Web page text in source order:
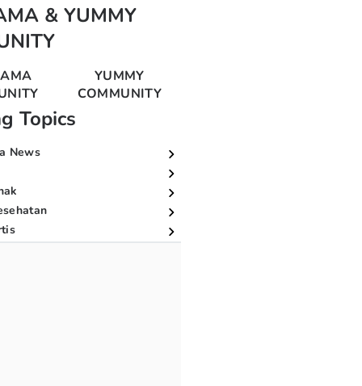
& YUMMY
YUMMY
COMMUNITY
Topics
News